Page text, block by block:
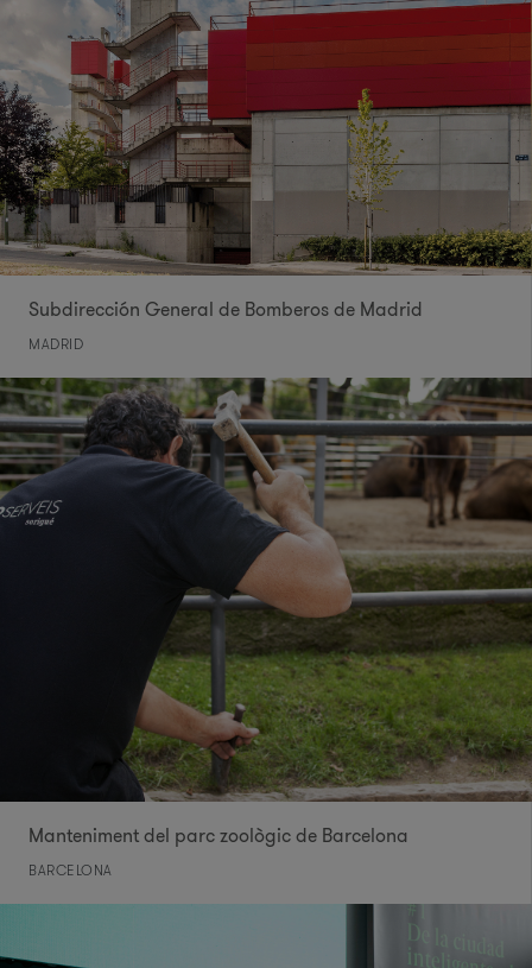
Subdirección General de Bomberos de Madrid
MADRID
Manteniment del parc zoològic de Barcelona
BARCELONA